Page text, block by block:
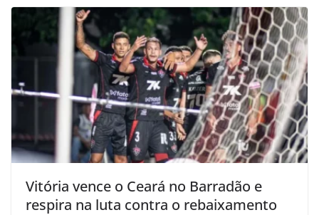
Vitória vence o Ceará no Barradão e
respira na luta contra o rebaixamento